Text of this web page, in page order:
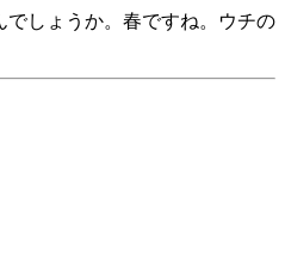
しょうか。春ですね。ウチの